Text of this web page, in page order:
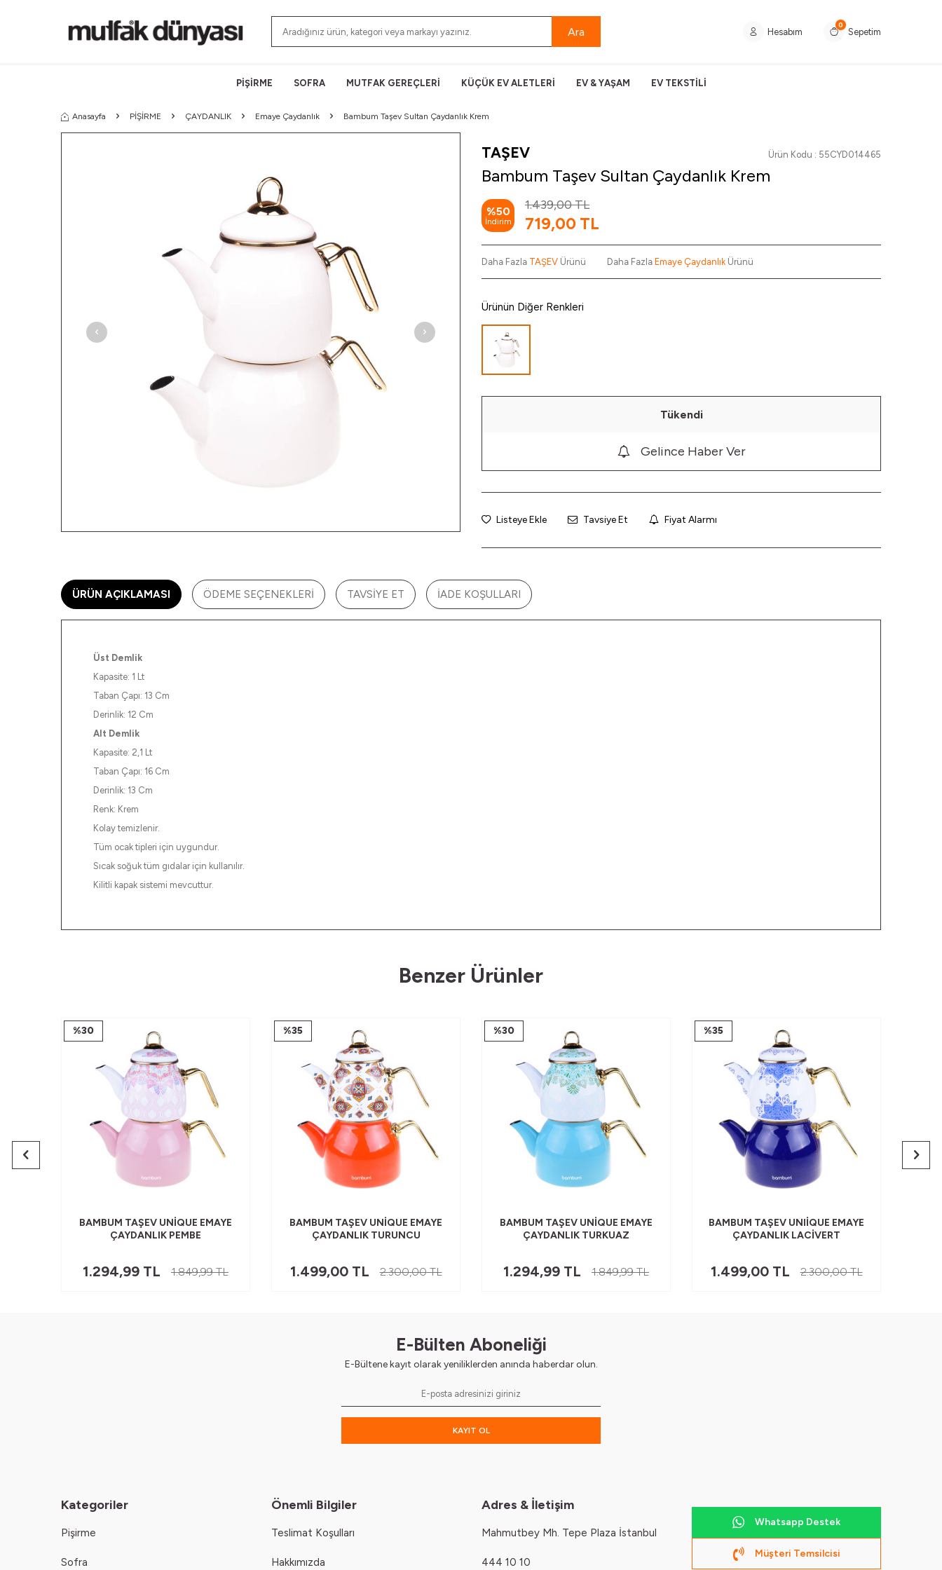
Ara Hesabım
0
Sepetim
PİŞİRME SOFRA MUTFAK GEREÇLERİ KÜÇÜK EV ALETLERİ EV & YAŞAM EV TEKSTİLİ
Anasayfa PİŞİRME ÇAYDANLIK Emaye Çaydanlık Bambum Taşev Sultan Çaydanlık Krem
TAŞEV Ürün Kodu : 55CYD014465
Bambum Taşev Sultan Çaydanlık Krem
%50
İndirim
1.439,00TL
719,00 TL
Daha Fazla TAŞEV Ürünü Daha Fazla Emaye Çaydanlık Ürünü
Ürünün Diğer Renkleri
Tükendi
Gelince Haber Ver
Listeye Ekle Tavsiye Et Fiyat Alarmı
ÜRÜN AÇIKLAMASI ÖDEME SEÇENEKLERI TAVSIYE ET İADE KOŞULLARI
Üst Demlik
Kapasite: 1 Lt
Taban Çapı: 13 Cm
Derinlik: 12 Cm
Alt Demlik
Kapasite: 2,1 Lt
Taban Çapı: 16 Cm
Derinlik: 13 Cm
Renk: Krem
Kolay temizlenir.
Tüm ocak tipleri için uygundur.
Sıcak soğuk tüm gıdalar için kullanılır.
Kilitli kapak sistemi mevcuttur.
Benzer Ürünler
%30
BAMBUM TAŞEV UNIQUE EMAYE
ÇAYDANLIK PEMBE
1.294,99 TL 1.849,99TL
%35
BAMBUM TAŞEV UNIQUE EMAYE
ÇAYDANLIK TURUNCU
1.499,00TL 2.300,00TL
%30
BAMBUM TAŞEV UNIQUE EMAYE
ÇAYDANLIK TURKUAZ
1.294,99 TL 1.849,99TL
%35
BAMBUM TAŞEV UNIIQUE EMAYE
ÇAYDANLIK LACIVERT
1.499,00TL 2.300,00TL
E-Bülten Aboneliği
E-Bültene kayıt olarak yeniliklerden anında haberdar olun.
KAYIT OL
Kategoriler
Pişirme
Sofra
Önemli Bilgiler
Teslimat Koşulları
Hakkımızda
Adres & İletişim
Mahmutbey Mh. Tepe Plaza İstanbul
444 10 10
Whatsapp Destek
Müşteri Temsilcisi